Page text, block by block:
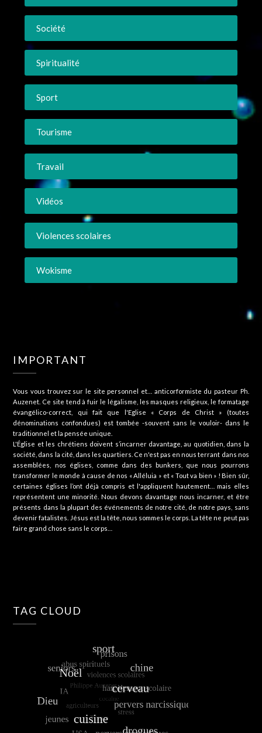
Société
Spiritualité
Sport
Tourisme
Travail
Vidéos
Violences scolaires
Wokisme
IMPORTANT
Vous vous trouvez sur le site personnel et… anticorformiste du pasteur Ph.
Auzenet. Ce site tend à fuir le légalisme, les masques religieux, le formatage
évangélico-correct, qui fait que l'Eglise « Corps de Christ » (toutes
dénominations confondues) est tombée -souvent sans le vouloir- dans le
traditionnel et la pensée unique.
L'Église et les chrétiens doivent s’incarner davantage, au quotidien, dans la
société, dans la cité, dans les quartiers. Ce n'est pas en nous terrant dans nos
assemblées, nos églises, comme dans des bunkers, que nous pourrons
transformer le monde à cause de nos « Alléluia » et « Tout va bien » ! Bien sûr,
certaines églises l’ont déjà compris et l'appliquent hautement… mais elles
représentent une minorité. Nous devons davantage nous incarner, et être
présents dans la plupart des événements de notre cité, de notre pays, sans
devenir fatalistes. Jésus est la tête, nous sommes le corps. La tête ne peut pas
faire grand chose sans le corps…
TAG CLOUD